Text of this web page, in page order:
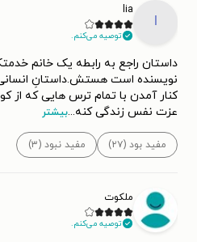
l
lia
توصیه می‌کنم.
داستان راجع به رابطه یک خانم
نویسنده است هستش.داستانِ
کنار آمدن با تمام ترس هایی که از
عزت نفس زندگی کنه...بیشتر
مفید بود (۲۷) مفید نبود (۳)
ملکوت
توصیه می‌کنم.